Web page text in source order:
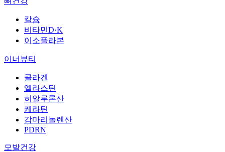
칼슘
비타민D·K
이소플라본
이너뷰티
콜라겐
엘라스틴
히알루론산
케라틴
감마리놀렌산
PDRN
모발건강